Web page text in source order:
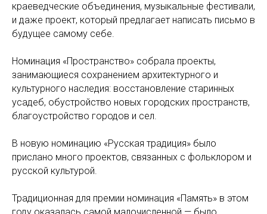
краеведческие объединения, музыкальные фестивали,
и даже проект, который предлагает написать письмо в
будущее самому себе.
Номинация «Пространство» собрала проекты,
занимающиеся сохранением архитектурного и
культурного наследия: восстановление старинных
усадеб, обустройство новых городских пространств,
благоустройство городов и сел.
В новую номинацию «Русская традиция» было
прислано много проектов, связанных с фольклором и
русской культурой.
Традиционная для премии номинация «Память» в этом